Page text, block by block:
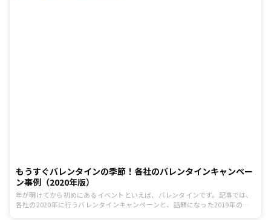
もうすぐバレンタインの季節！各社のバレンタインキャンペー
ン事例（2020年版）
年が明けてから初めにあるイベントといえば、バレンタインです。記事では、
各社の2020年に行うバレンタインキャンペーンと、話題になった2019年のバ